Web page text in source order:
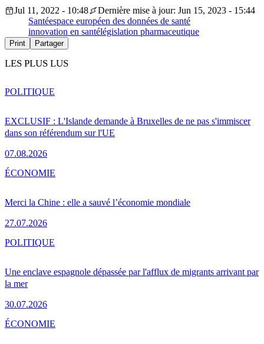
Jul 11, 2022 - 10:48
Dernière mise à jour: Jun 15, 2023 - 15:44
Santéespace européen des données de santé
innovation en santélégislation pharmaceutique
Print Partager
LES PLUS LUS
EXCLUSIF : L'Islande demande à Bruxelles de ne pas s'immiscer
dans son référendum sur l'UE
07.08.2026
POLITIQUE
Merci la Chine : elle a sauvé l’économie mondiale
27.07.2026
ÉCONOMIE
Une enclave espagnole dépassée par l'afflux de migrants arrivant par
la mer
30.07.2026
POLITIQUE
ÉCONOMIE